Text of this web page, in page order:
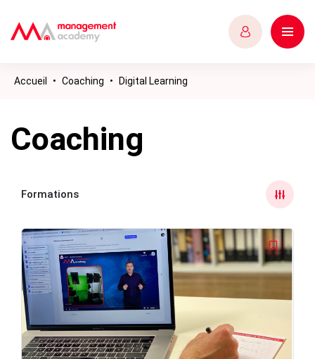
Accueil • Coaching • Digital Learning
Coaching
Formations